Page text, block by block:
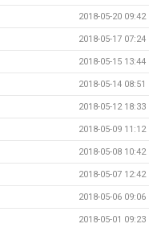
2018-05-20 09:42
2018-05-17 07:24
2018-05-15 13:44
2018-05-14 08:51
2018-05-12 18:33
2018-05-09 11:12
2018-05-08 10:42
2018-05-07 12:42
2018-05-06 09:06
2018-05-01 09:23